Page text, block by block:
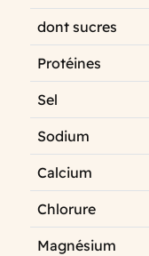
dont sucres
Protéines
Sel
Sodium
Calcium
Chlorure
Magnésium